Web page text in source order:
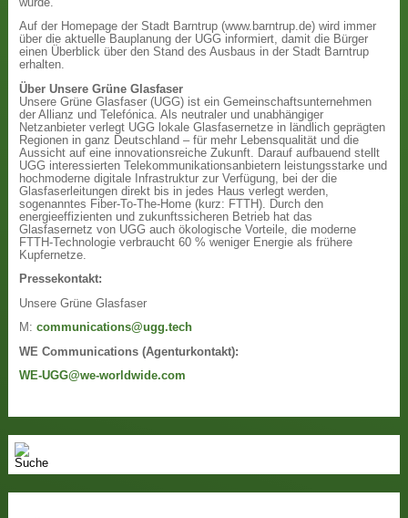
Auf der Homepage der Stadt Barntrup (www.barntrup.de) wird immer
über die aktuelle Bauplanung der UGG informiert, damit die Bürger
einen Überblick über den Stand des Ausbaus in der Stadt Barntrup
erhalten.
Über Unsere Grüne Glasfaser
Unsere Grüne Glasfaser (UGG) ist ein Gemeinschaftsunternehmen
der Allianz und Telefónica. Als neutraler und unabhängiger
Netzanbieter verlegt UGG lokale Glasfasernetze in ländlich geprägten
Regionen in ganz Deutschland – für mehr Lebensqualität und die
Aussicht auf eine innovationsreiche Zukunft. Darauf aufbauend stellt
UGG interessierten Telekommunikationsanbietern leistungsstarke und
hochmoderne digitale Infrastruktur zur Verfügung, bei der die
Glasfaserleitungen direkt bis in jedes Haus verlegt werden,
sogenanntes Fiber-To-The-Home (kurz: FTTH). Durch den
energieeffizienten und zukunftssicheren Betrieb hat das
Glasfasernetz von UGG auch ökologische Vorteile, die moderne
FTTH-Technologie verbraucht 60 % weniger Energie als frühere
Kupfernetze.
Pressekontakt:
Unsere Grüne Glasfaser
M:communications@ugg.tech
WE Communications (Agenturkontakt):
WE-UGG@we-worldwide.com